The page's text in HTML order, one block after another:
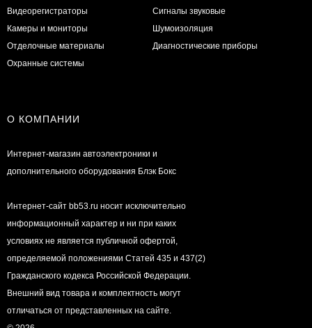
Видеорегистраторы
Камеры и мониторы
Отделочные материалы
Охранные системы
Сигналы звуковые
Шумоизоляция
Диагностические приборы
О КОМПАНИИ
Интернет-магазин автоэлектроники и
дополнительного оборудования Блэк Бокс
Интернет-сайт bb53.ru носит исключительно
информационный характер и ни при каких
условиях не является публичной офертой,
определяемой положениями Статей 435 и 437(2)
Гражданского кодекса Российской Федерации.
Внешний вид товара и комплектность могут
отличаться от представленных на сайте.